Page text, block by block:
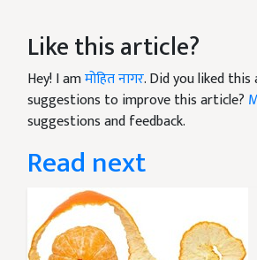
Like this article?
Hey! I amमोहित नागर. Did you liked
suggestions to improve this article?
suggestions and feedback.
Read next